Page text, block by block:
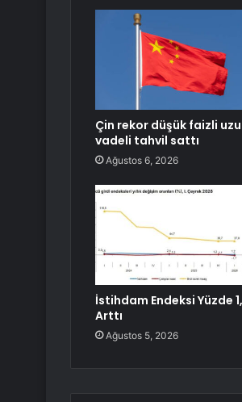
Çin rekor düşük faizli
vadeli tahvil sattı
Ağustos 6, 2026
İstihdam Endeksi Yüzde
Arttı
Ağustos 5, 2026